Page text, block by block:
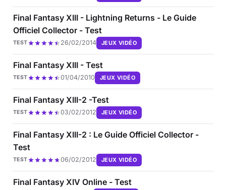
Final Fantasy XIII - Lightning Returns - Le Guide
Officiel Collector - Test
TEST 26/02/2014 JEUX VIDÉO
Final Fantasy XIII - Test
TEST 01/04/2010 JEUX VIDÉO
Final Fantasy XIII-2 -Test
TEST 03/02/2012 JEUX VIDÉO
Final Fantasy XIII-2 : Le Guide Officiel Collector -
Test
TEST 06/02/2012 JEUX VIDÉO
Final Fantasy XIV Online - Test